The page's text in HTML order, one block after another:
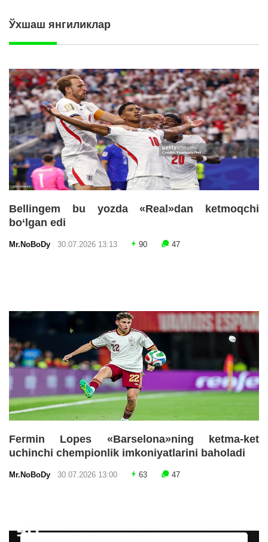
Ўхшаш янгиликлар
Bellingem bu yozda «Real»dan ketmoqchi
bo‘lgan edi
Mr.NoBoDy 30.07.2026 13:13 90 47
Fermin Lopes «Barselona»ning ketma-ket
uchinchi chempionlik imkoniyatlarini baholadi
Mr.NoBoDy 30.07.2026 13:00 63 47